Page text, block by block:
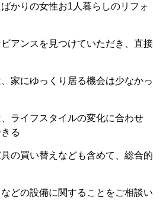
かりの女性お1人暮らしのリフォ
アンスを見つけていただき、直接
家にゆっくり居る機会は少なかっ
ライフスタイルの変化に合わせ
る
の買い替えなども含めて、総合的
どの設備に関することをご相談い